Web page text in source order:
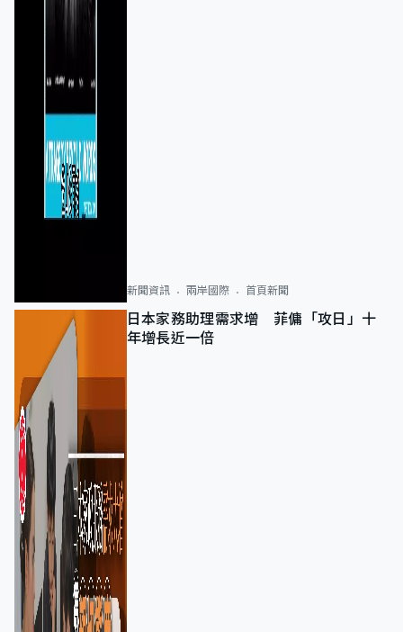
新聞資訊 兩岸國際 首頁新聞
日本家務助理需求增 菲傭「攻日」十
年增長近一倍